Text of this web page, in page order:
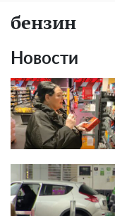
бензин
Новости